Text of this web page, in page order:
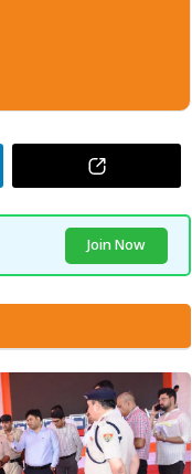
Join Now